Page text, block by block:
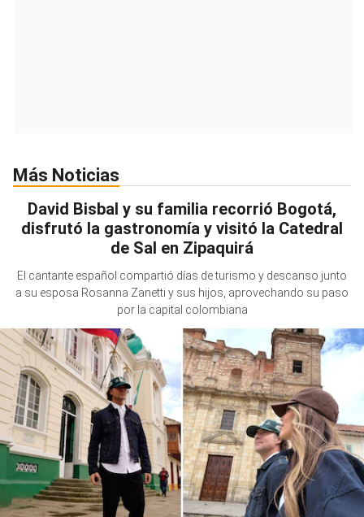
Más Noticias
David Bisbal y su familia recorrió Bogotá,
disfrutó la gastronomía y visitó la Catedral
de Sal en Zipaquirá
El cantante español compartió días de turismo y descanso junto
a su esposa Rosanna Zanetti y sus hijos, aprovechando su paso
por la capital colombiana